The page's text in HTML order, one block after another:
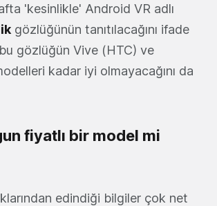
'kesinlikle' Android VR adlı
gözlüğünün tanıtılacağını ifade
gözlüğün Vive (HTC) ve
kadar iyi olmayacağını da
fiyatlı bir model mi
edindiği bilgiler çok net